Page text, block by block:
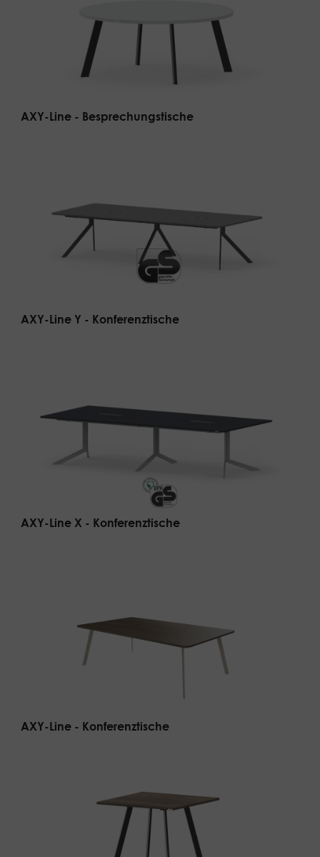
AXY-Line - Besprechungstische
AXY-Line Y - Konferenztische
AXY-Line X - Konferenztische
AXY-Line - Konferenztische